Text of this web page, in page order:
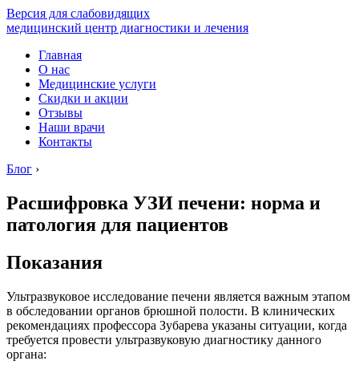
Версия для слабовидящих
медицинский центр диагностики и лечения
Главная
О нас
Медицинские услуги
Скидки и акции
Отзывы
Наши врачи
Контакты
Блог ›
Расшифровка УЗИ печени: норма и
патология для пациентов
Показания
Ультразвуковое исследование печени является важным этапом
в обследовании органов брюшной полости. В клинических
рекомендациях профессора Зубарева указаны ситуации, когда
требуется провести ультразвуковую диагностику данного
органа: